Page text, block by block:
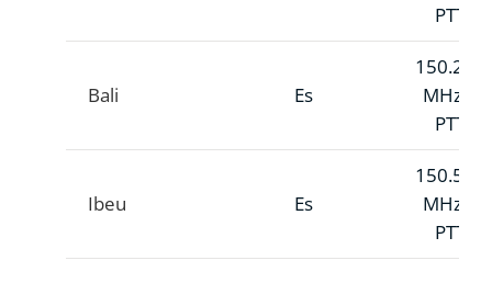
PTT
Bali Es
150.231
MHz A
PTT
Ibeu Es
150.594
MHz A
PTT